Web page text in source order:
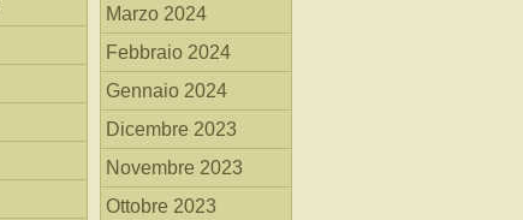
Marzo 2024
Febbraio 2024
Gennaio 2024
Dicembre 2023
Novembre 2023
Ottobre 2023